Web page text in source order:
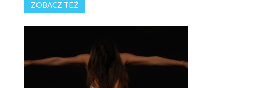
ZOBACZ TEŻ